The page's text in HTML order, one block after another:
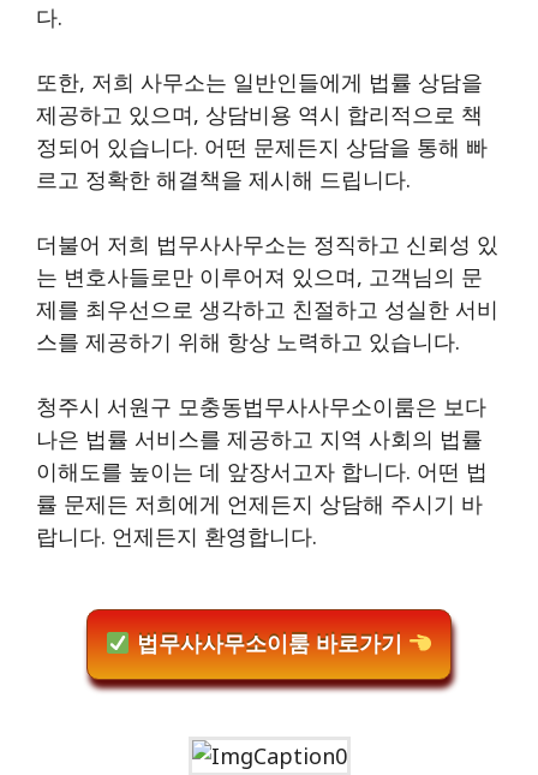
다.
또한, 저희 사무소는 일반인들에게 법률 상담을
제공하고 있으며, 상담비용 역시 합리적으로 책
정되어 있습니다. 어떤 문제든지 상담을 통해 빠
르고 정확한 해결책을 제시해 드립니다.
더불어 저희 법무사사무소는 정직하고 신뢰성 있
는 변호사들로만 이루어져 있으며, 고객님의 문
제를 최우선으로 생각하고 친절하고 성실한 서비
스를 제공하기 위해 항상 노력하고 있습니다.
청주시 서원구 모충동법무사사무소이룸은 보다
나은 법률 서비스를 제공하고 지역 사회의 법률
이해도를 높이는 데 앞장서고자 합니다. 어떤 법
률 문제든 저희에게 언제든지 상담해 주시기 바
랍니다. 언제든지 환영합니다.
법무사사무소이룸 바로가기